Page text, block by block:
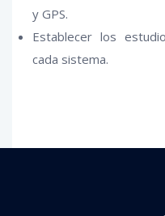
y GPS.
Establecer los
cada sistema.